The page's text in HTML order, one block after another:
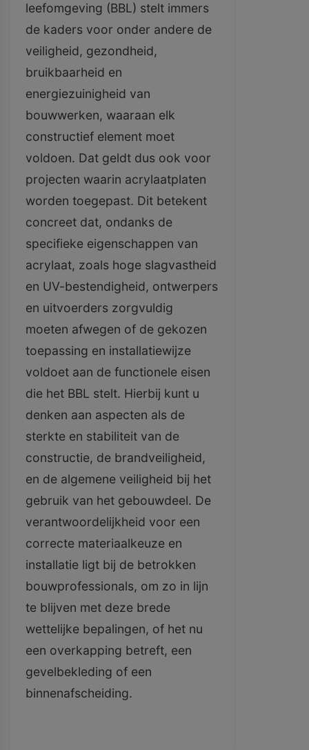
leefomgeving (BBL) stelt immers
de kaders voor onder andere de
veiligheid, gezondheid,
bruikbaarheid en
energiezuinigheid van
bouwwerken, waaraan elk
constructief element moet
voldoen. Dat geldt dus ook voor
projecten waarin acrylaatplaten
worden toegepast. Dit betekent
concreet dat, ondanks de
specifieke eigenschappen van
acrylaat, zoals hoge slagvastheid
en UV-bestendigheid, ontwerpers
en uitvoerders zorgvuldig
moeten afwegen of de gekozen
toepassing en installatiewijze
voldoet aan de functionele eisen
die het BBL stelt. Hierbij kunt u
denken aan aspecten als de
sterkte en stabiliteit van de
constructie, de brandveiligheid,
en de algemene veiligheid bij het
gebruik van het gebouwdeel. De
verantwoordelijkheid voor een
correcte materiaalkeuze en
installatie ligt bij de betrokken
bouwprofessionals, om zo in lijn
te blijven met deze brede
wettelijke bepalingen, of het nu
een overkapping betreft, een
gevelbekleding of een
binnenafscheiding.